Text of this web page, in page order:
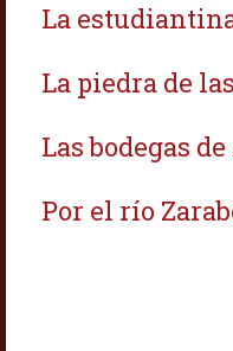
La
La piedra de
Las bodegas
Por el río